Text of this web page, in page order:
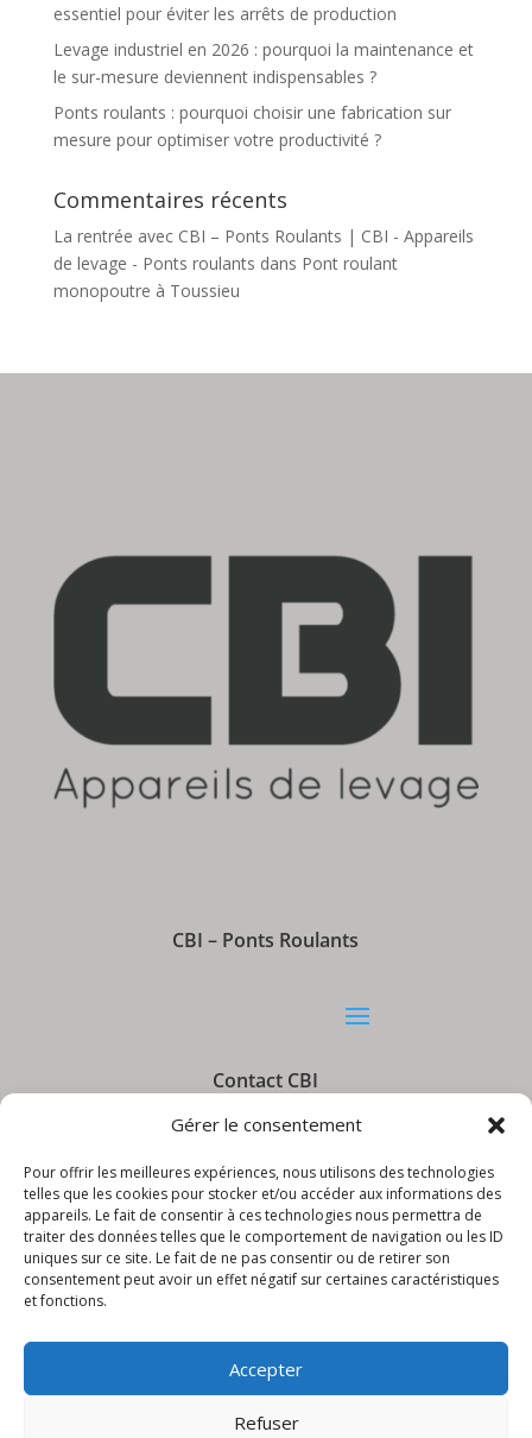
Gérer le consentement
Pour offrir les meilleures expériences, nous utilisons des technologies
telles que les cookies pour stocker et/ou accéder aux informations des
appareils. Le fait de consentir à ces technologies nous permettra de
traiter des données telles que le comportement de navigation ou les ID
uniques sur ce site. Le fait de ne pas consentir ou de retirer son
consentement peut avoir un effet négatif sur certaines caractéristiques
et fonctions.
Accepter
Refuser
essentiel pour éviter les arrêts de production
Levage industriel en 2026 : pourquoi la maintenance et
le sur-mesure deviennent indispensables ?
Ponts roulants : pourquoi choisir une fabrication sur
mesure pour optimiser votre productivité ?
Commentaires récents
La rentrée avec CBI – Ponts Roulants | CBI - Appareils
de levage - Ponts roulants dans Pont roulant
monopoutre à Toussieu
CBI – Ponts Roulants
Contact CBI
Informations CBI